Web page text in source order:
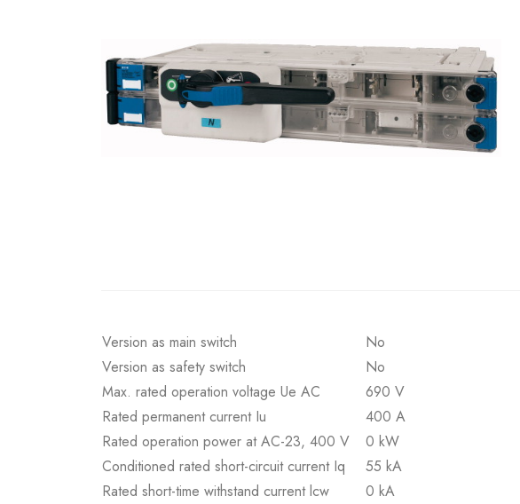
Version as main switch
No
Version as safety switch
No
Max. rated operation voltage Ue AC
690 V
Rated permanent current Iu
400 A
Rated operation power at AC-23, 400 V
0 kW
Conditioned rated short-circuit current Iq
55 kA
Rated short-time withstand current lcw
0 kA